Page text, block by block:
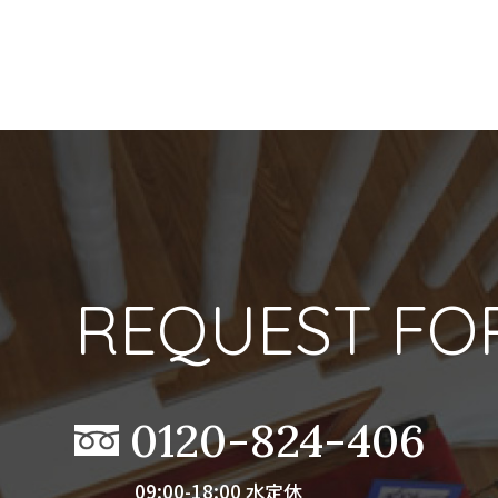
REQUEST
0120-824-406
09:00-18:00 水定休